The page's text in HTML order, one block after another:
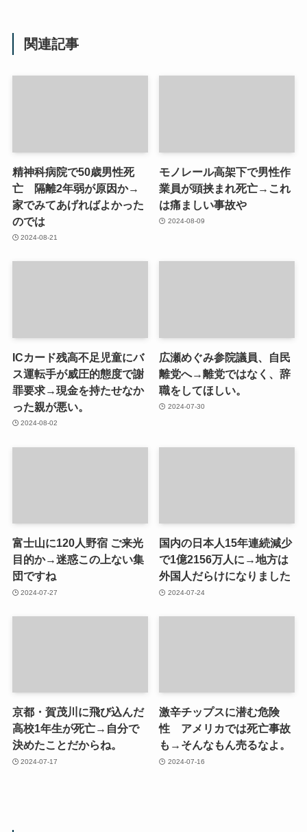
関連記事
精神科病院で50歳男性死
亡 隔離2年弱が原因か→
家でみてあげればよかった
のでは
2024-08-21
モノレール高架下で男性作
業員が頭挟まれ死亡→これ
は痛ましい事故や
2024-08-09
ICカード残高不足児童にバ
ス運転手が威圧的態度で謝
罪要求→現金を持たせなか
った親が悪い。
2024-08-02
広瀬めぐみ参院議員、自民
離党へ→離党ではなく、辞
職をしてほしい。
2024-07-30
富士山に120人野宿 ご来光
目的か→迷惑この上ない集
団ですね
2024-07-27
国内の日本人15年連続減少
で1億2156万人に→地方は
外国人だらけになりました
2024-07-24
京都・賀茂川に飛び込んだ
高校1年生が死亡→自分で
決めたことだからね。
2024-07-17
激辛チップスに潜む危険
性 アメリカでは死亡事故
も→そんなもん売るなよ。
2024-07-16